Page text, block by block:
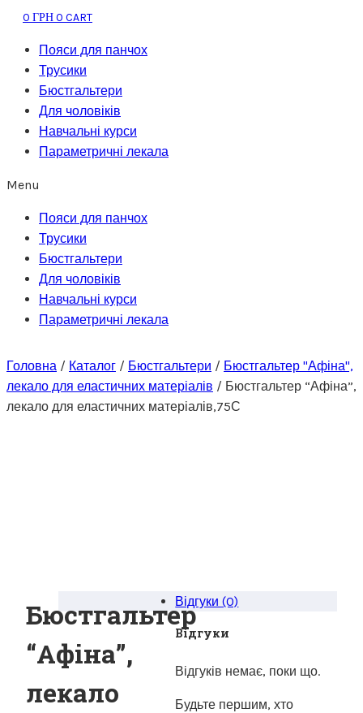
0 ГРН 0 CART
Пояси для панчох
Трусики
Бюстгальтери
Для чоловіків
Навчальні курси
Параметричні лекала
Menu
Пояси для панчох
Трусики
Бюстгальтери
Для чоловіків
Навчальні курси
Параметричні лекала
Головна / Каталог / Бюстгальтери / Бюстгальтер "Афіна",
лекало для еластичних матеріалів / Бюстгальтер “Афіна”,
лекало для еластичних матеріалів,75С
Бюстгальтер
“Афіна”,
лекало
Відгуки (0)
Відгуки
Відгуків немає, поки що.
Будьте першим, хто